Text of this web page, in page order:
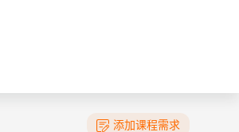
添加课程需求